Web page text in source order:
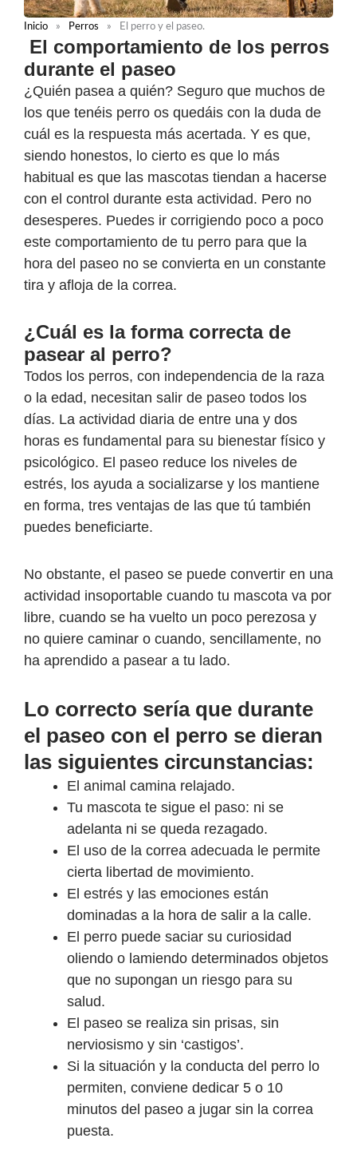
Inicio » Perros » El perro y el paseo.
El comportamiento de los perros
durante el paseo
¿Quién pasea a quién? Seguro que muchos de
los que tenéis perro os quedáis con la duda de
cuál es la respuesta más acertada. Y es que,
siendo honestos, lo cierto es que lo más
habitual es que las mascotas tiendan a hacerse
con el control durante esta actividad. Pero no
desesperes. Puedes ir corrigiendo poco a poco
este comportamiento de tu perro para que la
hora del paseo no se convierta en un constante
tira y afloja de la correa.
¿Cuál es la forma correcta de
pasear al perro?
Todos los perros, con independencia de la raza
o la edad, necesitan salir de paseo todos los
días. La actividad diaria de entre una y dos
horas es fundamental para su bienestar físico y
psicológico. El paseo reduce los niveles de
estrés, los ayuda a socializarse y los mantiene
en forma, tres ventajas de las que tú también
puedes beneficiarte.
No obstante, el paseo se puede convertir en una
actividad insoportable cuando tu mascota va por
libre, cuando se ha vuelto un poco perezosa y
no quiere caminar o cuando, sencillamente, no
ha aprendido a pasear a tu lado.
Lo correcto sería que durante
el paseo con el perro se dieran
las siguientes circunstancias:
El animal camina relajado.
Tu mascota te sigue el paso: ni se
adelanta ni se queda rezagado.
El uso de la correa adecuada le permite
cierta libertad de movimiento.
El estrés y las emociones están
dominadas a la hora de salir a la calle.
El perro puede saciar su curiosidad
oliendo o lamiendo determinados objetos
que no supongan un riesgo para su
salud.
El paseo se realiza sin prisas, sin
nerviosismo y sin ‘castigos’.
Si la situación y la conducta del perro lo
permiten, conviene dedicar 5 o 10
minutos del paseo a jugar sin la correa
puesta.